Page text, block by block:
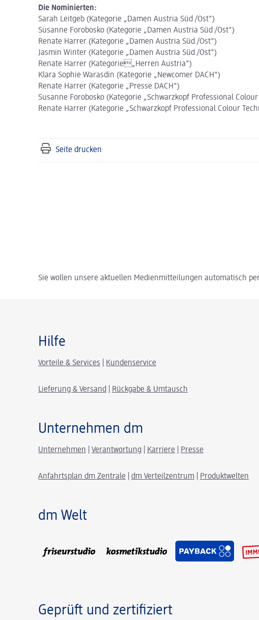
Die Nominierten:
Sarah Leitgeb (Kategorie „Damen Austria Süd /Ost")
Susanne Forobosko (Kategorie „Damen Austria Süd /Ost")
Renate Harrer (Kategorie „Damen Austria Süd /Ost")
Jasmin Winter (Kategorie „Damen Austria Süd /Ost")
Renate Harrer (Kategorie„Herren Austria")
Klara Sophie Warasdin (Kategorie „Newcomer DACH")
Renate Harrer (Kategorie „Presse DACH")
Susanne Forobosko (Kategorie „Schwarzkopf Professional
Renate Harrer (Kategorie „Schwarzkopf Professional Colour
Seite drucken
Sie wollen unsere aktuellen Medienmitteilungen automatisch
Hilfe
Vorteile & Services Kundenservice
Lieferung & Versand Rückgabe & Umtausch
Unternehmen dm
Unternehmen Verantwortung Karriere Presse
Anfahrtsplan dm Zentrale dm Verteilzentrum Produktwelten
dm Welt
Geprüft und zertifiziert